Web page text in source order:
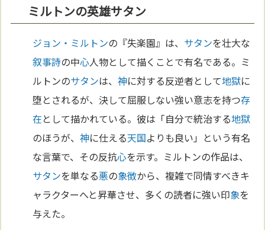
ミルトンの英雄サタン
ジョン・ミルトンの『失楽園』は、 サタンを壮大な
叙事詩の中心人物として描くことで有名である。ミ
ルトンのサタンは、神に対する反逆者として地獄に
堕とされるが、決して屈服しない強い意志を持つ存
在として描かれている。彼は「自分で統治する地獄
のほうが、神に仕える天国よりも良い」という有名
な言葉で、その反抗心を示す。ミルトンの作品は、
サタンを単なる悪の象徴から、複雑で同情すべきキ
ャラクターへと昇華させ、多くの読者に強い印象を
与えた。